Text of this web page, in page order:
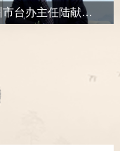
杭州市台办主任陆献德：冀两岸青少年文化交流 激发民族文化精神